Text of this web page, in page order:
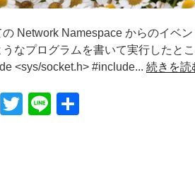
の Network Namespace からのイベ
うなプログラムを書いて実行したと
<sys/socket.h> #include... 続きを読
F
T
Li